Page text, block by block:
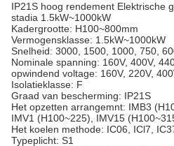
IP21S hoog rendement Elektrische
stadia 1.5kW~1000kW
Kadergrootte: H100~800mm
Vermogensklasse: 1.5kW~1000kW
Snelheid: 3000, 1500, 1000, 750,
Nominale spanning: 160V, 400V,
opwindend voltage: 160V, 220V,
Isolatieklasse: F
Graad van bescherming: IP21S
Het opzetten arrangemnt: IMB3
IMV1 (H100~225), IMV15
Het koelen methode: IC06, ICl7,
Typeplicht: S1